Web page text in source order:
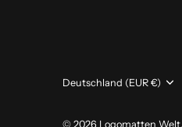
Währung
Deutschland (EUR €)
© 2026 Logomatten Welt.